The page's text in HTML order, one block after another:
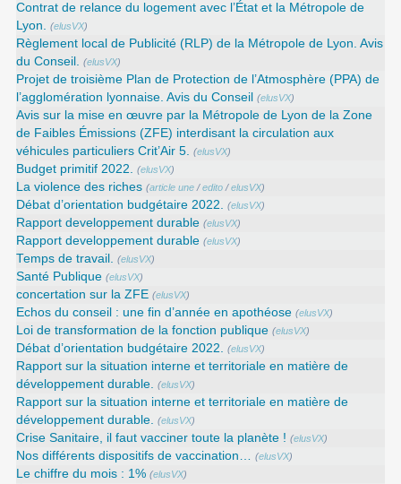
Contrat de relance du logement avec l’État et la Métropole de
Lyon. (elusVX)
Règlement local de Publicité (RLP) de la Métropole de Lyon. Avis
du Conseil. (elusVX)
Projet de troisième Plan de Protection de l’Atmosphère (PPA) de
l’agglomération lyonnaise. Avis du Conseil
(elusVX)
Avis sur la mise en œuvre par la Métropole de Lyon de la Zone
de Faibles Émissions (ZFE) interdisant la circulation aux
véhicules particuliers Crit’Air 5. (elusVX)
Budget primitif 2022. (elusVX)
La violence des riches (article une/edito/elusVX)
Débat d’orientation budgétaire 2022. (elusVX)
Rapport developpement durable (elusVX)
Rapport developpement durable (elusVX)
Temps de travail. (elusVX)
Santé Publique (elusVX)
concertation sur la ZFE (elusVX)
Echos du conseil : une fin d’année en apothéose (elusVX)
Loi de transformation de la fonction publique (elusVX)
Débat d’orientation budgétaire 2022. (elusVX)
Rapport sur la situation interne et territoriale en matière de
développement durable. (elusVX)
Rapport sur la situation interne et territoriale en matière de
développement durable. (elusVX)
Crise Sanitaire, il faut vacciner toute la planète ! (elusVX)
Nos différents dispositifs de vaccination… (elusVX)
Le chiffre du mois : 1% (elusVX)